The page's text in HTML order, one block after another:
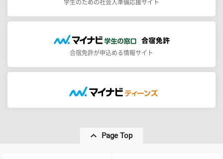
学生のための社会人準備応援サイト
合宿免許が申込める情報サイト
Page Top